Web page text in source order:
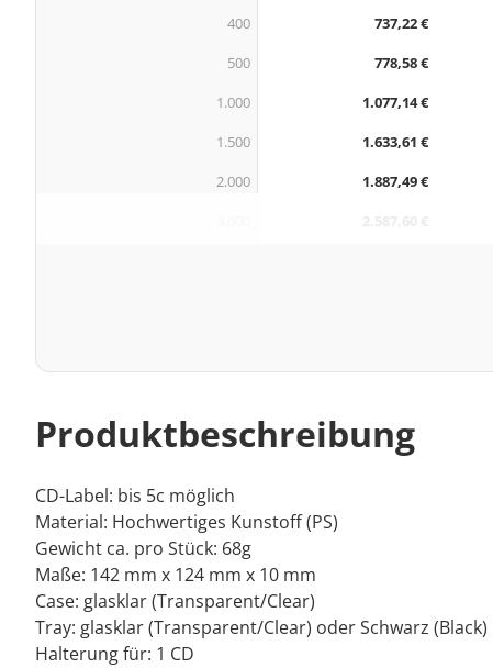
400 737,22 €
500
778,58 €
1.000
1.077,14 €
1.500
1.633,61 €
2.000
1.887,49 €
Produktbeschreibung
CD-Label: bis 5c möglich
Material: Hochwertiges Kunstoff (PS)
Gewicht ca. pro Stück: 68g
Maße: 142 mm x 124 mm x 10 mm
Case: glasklar (Transparent/Clear)
Tray: glasklar (Transparent/Clear) oder Schwarz (Black)
Halterung für: 1 CD